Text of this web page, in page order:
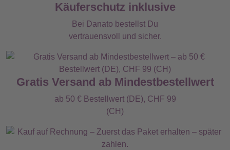
Käuferschutz inklusive
Bei Danato bestellst Du
vertrauensvoll und sicher.
Gratis Versand ab Mindestbestellwert
ab 50 € Bestellwert (DE), CHF 99
(CH)